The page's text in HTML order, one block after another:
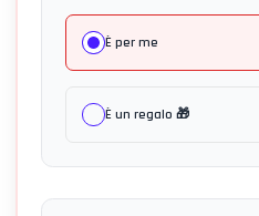
È per me
È un regalo 🎁